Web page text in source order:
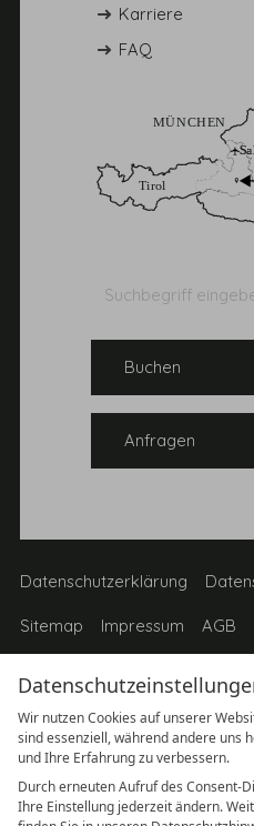
Wir nutzen Cookies auf unserer
sind essenziell, während andere uns
und Ihre Erfahrung zu verbessern.
Durch erneuten Aufruf des Consent-
Ihre Einstellung jederzeit ändern.
Karriere
FAQ
eingeben
Datenschutzerklärung
Sitemap Impressum AGB